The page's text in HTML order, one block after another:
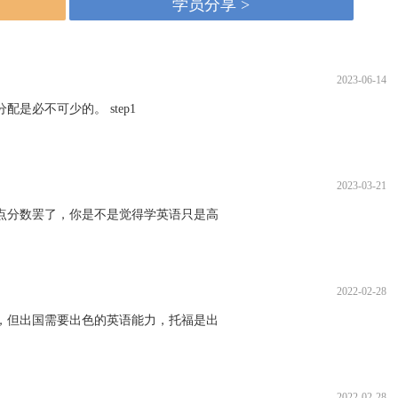
学员分享 >
2023-06-14
是必不可少的。 step1
2023-03-21
数罢了，你是不是觉得学英语只是高
2022-02-28
出国需要出色的英语能力，托福是出